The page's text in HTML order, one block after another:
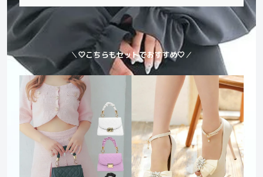
＼🤍こちらもセットでおすすめ🤍／